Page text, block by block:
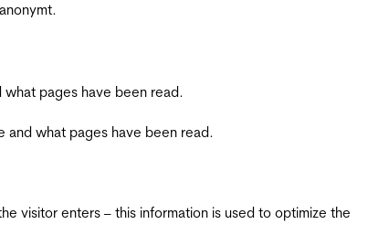
pages have been read.
and what pages have been read.
visitor enters – this information is used to optimize the